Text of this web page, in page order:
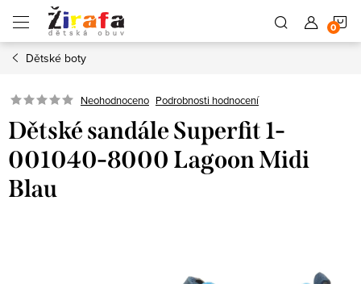
obsah
Dětské boty
Neohodnoceno Podrobnosti hodnocení
Dětské sandále Superfit 1-
001040-8000 Lagoon Midi
Blau